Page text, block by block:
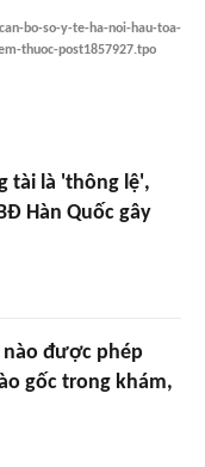
bo-so-y-te-ha-noi-hau-toa-
thuoc-post1857927.tpo
tài là 'thông lệ',
Hàn Quốc gây
được phép
gốc trong khám,